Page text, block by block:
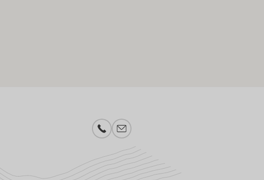
Telefonnummer
E-Mail-Adresse